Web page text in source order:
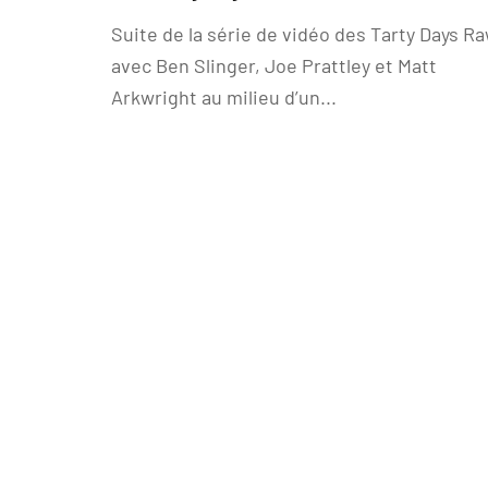
Suite de la série de vidéo des Tarty Days
avec Ben Slinger, Joe Prattley et Matt
Arkwright au milieu d’un...